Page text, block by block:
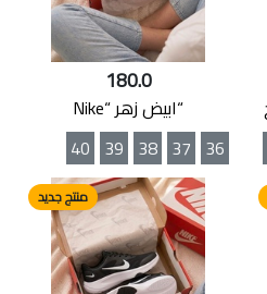
180.0
“ابيض زهر “Nike
36
37
38
39
40
منتج جديد